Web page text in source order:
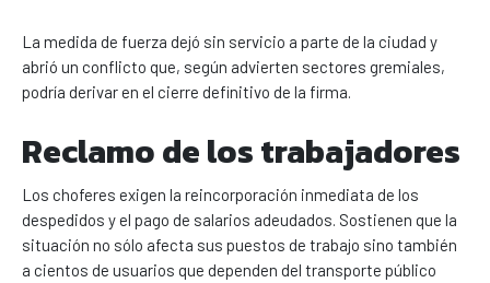
La medida de fuerza dejó sin servicio a parte de la ciudad y
abrió un conflicto que, según advierten sectores gremiales,
podría derivar en el cierre definitivo de la firma.
Reclamo de los trabajadores
Los choferes exigen la reincorporación inmediata de los
despedidos y el pago de salarios adeudados. Sostienen que la
situación no sólo afecta sus puestos de trabajo sino también
a cientos de usuarios que dependen del transporte público